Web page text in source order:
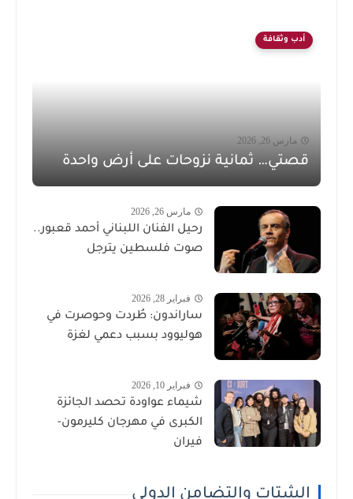
أدب وثقافة
مارس 26, 2026
قصتي… ثمانية نزوحات على أرض واحدة
مارس 26, 2026
رحيل الفنان اللبناني أحمد قعبور..
صوت فلسطين يترجل
فبراير 28, 2026
ساراندون: طُردت وحوصرت في
هوليوود بسبب دعمي لغزة
فبراير 10, 2026
شيماء عواودة تحصد الجائزة
الكبرى في مهرجان كليرمون-
فيران
الشتات والتضامن الدولي